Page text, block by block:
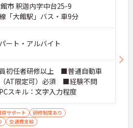
市 釈迦内字中台25-9
「大館駅」バス・車9分
ート・アルバイト
初任者研修以上 ■普通自動車
AT限定可）必須 ■経験不問
スキル：文字入力程度
サポート
研修制度あり
交通費支給